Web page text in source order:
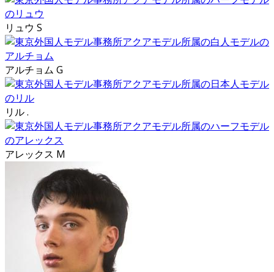
リュウ S
アルチョム G
リル .
アレックス M